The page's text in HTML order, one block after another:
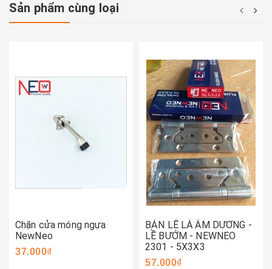
Sản phẩm cùng loại
Chặn cửa móng ngựa
NewNeo
37.000₫
BẢN LỀ LÁ ÂM DƯƠNG -
LỀ BƯỚM - NEWNEO
2301 - 5X3X3
57.000₫